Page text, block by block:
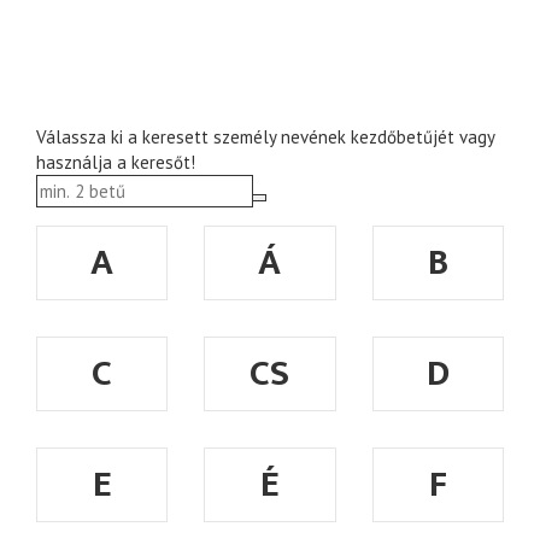
Válassza ki a keresett személy nevének kezdőbetűjét vagy
használja a keresőt!
A Á
B
C
CS
D
E
É
F